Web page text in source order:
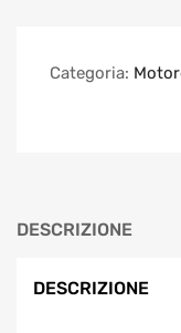
Categoria:
DESCRIZIONE
DESCRIZIONE